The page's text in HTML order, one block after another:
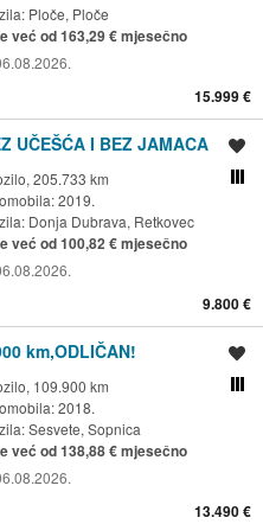
Ploče, Ploče
već od 163,29 € mjesečno
15.999 €
UČEŠĆA I BEZ JAMACA
205.733 km
2019.
Donja Dubrava, Retkovec
već od 100,82 € mjesečno
9.800 €
km,ODLIČAN!
109.900 km
2018.
Sesvete, Sopnica
već od 138,88 € mjesečno
13.490 €